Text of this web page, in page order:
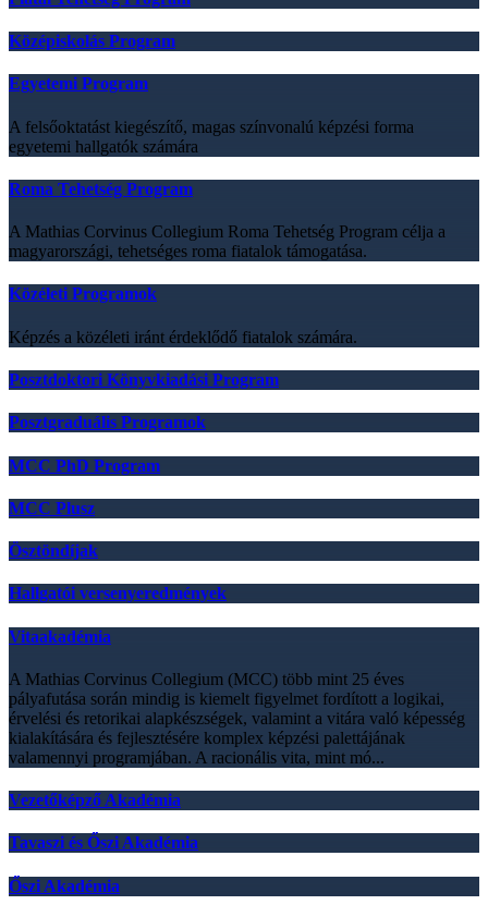
Középiskolás Program
Egyetemi Program
A felsőoktatást kiegészítő, magas színvonalú képzési forma
egyetemi hallgatók számára
Roma Tehetség Program
A Mathias Corvinus Collegium Roma Tehetség Program célja a
magyarországi, tehetséges roma fiatalok támogatása.
Közéleti Programok
Képzés a közéleti iránt érdeklődő fiatalok számára.
Posztdoktori Könyvkiadási Program
Posztgraduális Programok
MCC PhD Program
MCC Plusz
Ösztöndíjak
Hallgatói versenyeredmények
Vitaakadémia
A Mathias Corvinus Collegium (MCC) több mint 25 éves
pályafutása során mindig is kiemelt figyelmet fordított a logikai,
érvelési és retorikai alapkészségek, valamint a vitára való képesség
kialakítására és fejlesztésére komplex képzési palettájának
valamennyi programjában. A racionális vita, mint mó...
Vezetőképző Akadémia
Tavaszi és Őszi Akadémia
Őszi Akadémia